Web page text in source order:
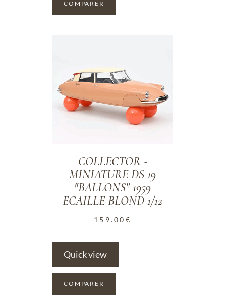
COMPARER
COLLECTOR -
MINIATURE DS 19
"BALLONS" 1959
ECAILLE BLOND 1/12
159.00 €
Quick view
COMPARER